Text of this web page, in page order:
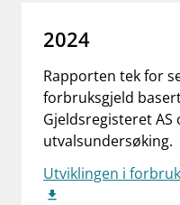
nettstedet
English
Tilsyn
Aktuelt
Finanstilsynets
Tema
2024
Rapporten tek for
forbruksgjeld
Gjeldsregisteret AS
utvalsundersøking.
Utviklingen i